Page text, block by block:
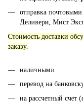
отправка
Деливери, Мист
Стоимость доставки
заказу.
наличными
перевод на
на рассчетный